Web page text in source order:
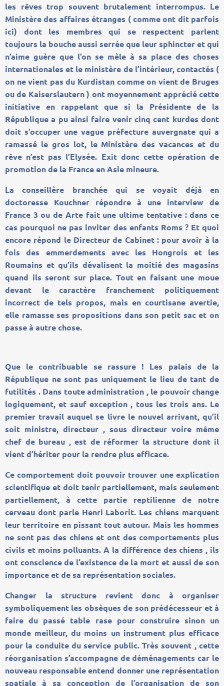
les rêves trop souvent brutalement interrompus. Le
Ministère des affaires étranges ( comme ont dit parfois
ici) dont les membres qui se respectent parlent
toujours la bouche aussi serrée que leur sphincter et qui
n’aime guère que l’on se mèle à sa place des choses
internationales et le ministère de l’intérieur, contactés (
on ne vient pas du Kurdistan comme on vient de Bruges
ou de Kaiserslautern ) ont moyennement apprécié cette
initiative en rappelant que si la Présidente de la
République a pu ainsi faire venir cinq cent kurdes dont
doit s’occuper une vague préfecture auvergnate qui a
ramassé le gros lot, le Ministère des vacances et du
rêve n’est pas l’Elysée. Exit donc cette opération de
promotion de la France en Asie mineure.
La conseillère branchée qui se voyait déjà en
doctoresse Kouchner répondre à une interview de
France 3 ou de Arte fait une ultime tentative : dans ce
cas pourquoi ne pas inviter des enfants Roms ? Et quoi
encore répond le Directeur de Cabinet : pour avoir à la
fois des emmerdements avec les Hongrois et les
Roumains et qu’ils dévalisent la moitié des magasins
quand ils seront sur place. Tout en faisant une moue
devant le caractère franchement politiquement
incorrect de tels propos, mais en courtisane avertie,
elle ramasse ses propositions dans son petit sac et on
passe à autre chose.
Que le contribuable se rassure ! Les palais de la
République ne sont pas uniquement le lieu de tant de
futilités . Dans toute administration , le pouvoir change
logiquement, et sauf exception , tous les trois ans. Le
premier travail auquel se livre le nouvel arrivant, qu’il
soit ministre, directeur , sous directeur voire même
chef de bureau , est de réformer la structure dont il
vient d’hériter pour la rendre plus efficace.
Ce comportement doit pouvoir trouver une explication
scientifique et doit tenir partiellement, mais seulement
partiellement, à cette partie reptilienne de notre
cerveau dont parle Henri Laborit. Les chiens marquent
leur territoire en pissant tout autour. Mais les hommes
ne sont pas des chiens et ont des comportements plus
civils et moins polluants. A la différence des chiens , ils
ont conscience de l’existence de la mort et aussi de son
importance et de sa représentation sociales.
Changer la structure revient donc à organiser
symboliquement les obsèques de son prédécesseur et à
faire du passé table rase pour construire sinon un
monde meilleur, du moins un instrument plus efficace
pour la conduite du service public. Très souvent , cette
réorganisation s’accompagne de déménagements car le
nouveau responsable entend donner une représentation
spatiale à sa conception de l’organisation de son